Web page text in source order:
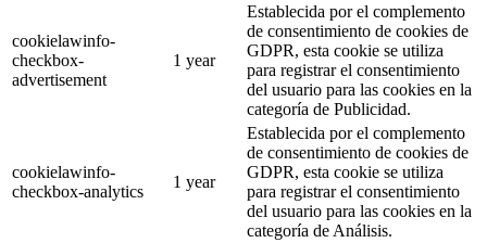
cookielawinfo-
checkbox-
advertisement
1 year
Establecida por el complemento
de consentimiento de cookies de
GDPR, esta cookie se utiliza
para registrar el consentimiento
del usuario para las cookies en la
categoría de Publicidad.
cookielawinfo-
checkbox-analytics
1 year
Establecida por el complemento
de consentimiento de cookies de
GDPR, esta cookie se utiliza
para registrar el consentimiento
del usuario para las cookies en la
categoría de Análisis.